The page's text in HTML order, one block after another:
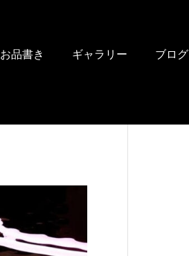
お品書き ギャラリー ブログ